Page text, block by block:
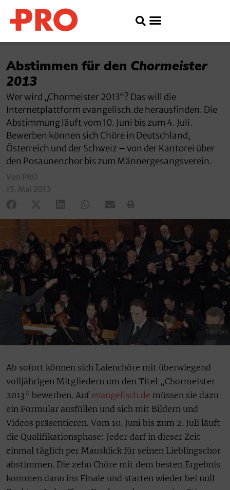
Abstimmen für den Chormeister
2013
Wer wird „Chormeister 2013“? Das will die
Internetplattform evangelisch.de herausfinden. Die
Abstimmung läuft vom 10. Juni bis zum 4. Juli.
Bewerben können sich Chöre in Deutschland,
Österreich und der Schweiz – von der Kantorei über
den Posaunenchor bis zum Männergesangsverein.
Von PRO
15. Mai 2013
Foto: pro
Ab sofort können sich Laienchöre mit überwiegend
volljährigen Mitgliedern um den Titel „Chormeister
2013“ bewerben. Auf evangelisch.de müssen sie dazu
ein Formular ausfüllen und sich mit Bildern und
Videos präsentieren. Vom 10. Juni bis zum 2. Juli läuft
die Qualifikationsphase: Jeder darf in dieser Zeit
einmal täglich per Mausklick für seinen Lieblingschor
abstimmen. Die zehn Chöre mit dem besten Ergebnis
kommen dann ins Finale und starten wieder bei null